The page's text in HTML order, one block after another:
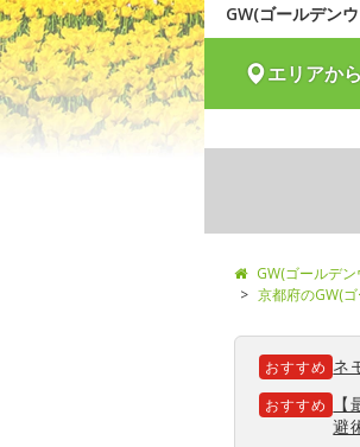
GW(ゴールデン
エリアか
GW(ゴールデ
京都府のGW(
おすすめ ネ
おすすめ
避